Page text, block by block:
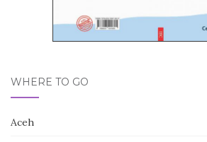
WHERE TO GO
Aceh